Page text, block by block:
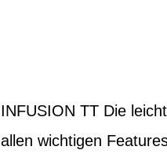
INFUSION TT Die
allen wichtigen